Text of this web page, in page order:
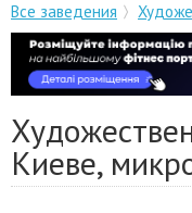
Все заведения
Киеве,